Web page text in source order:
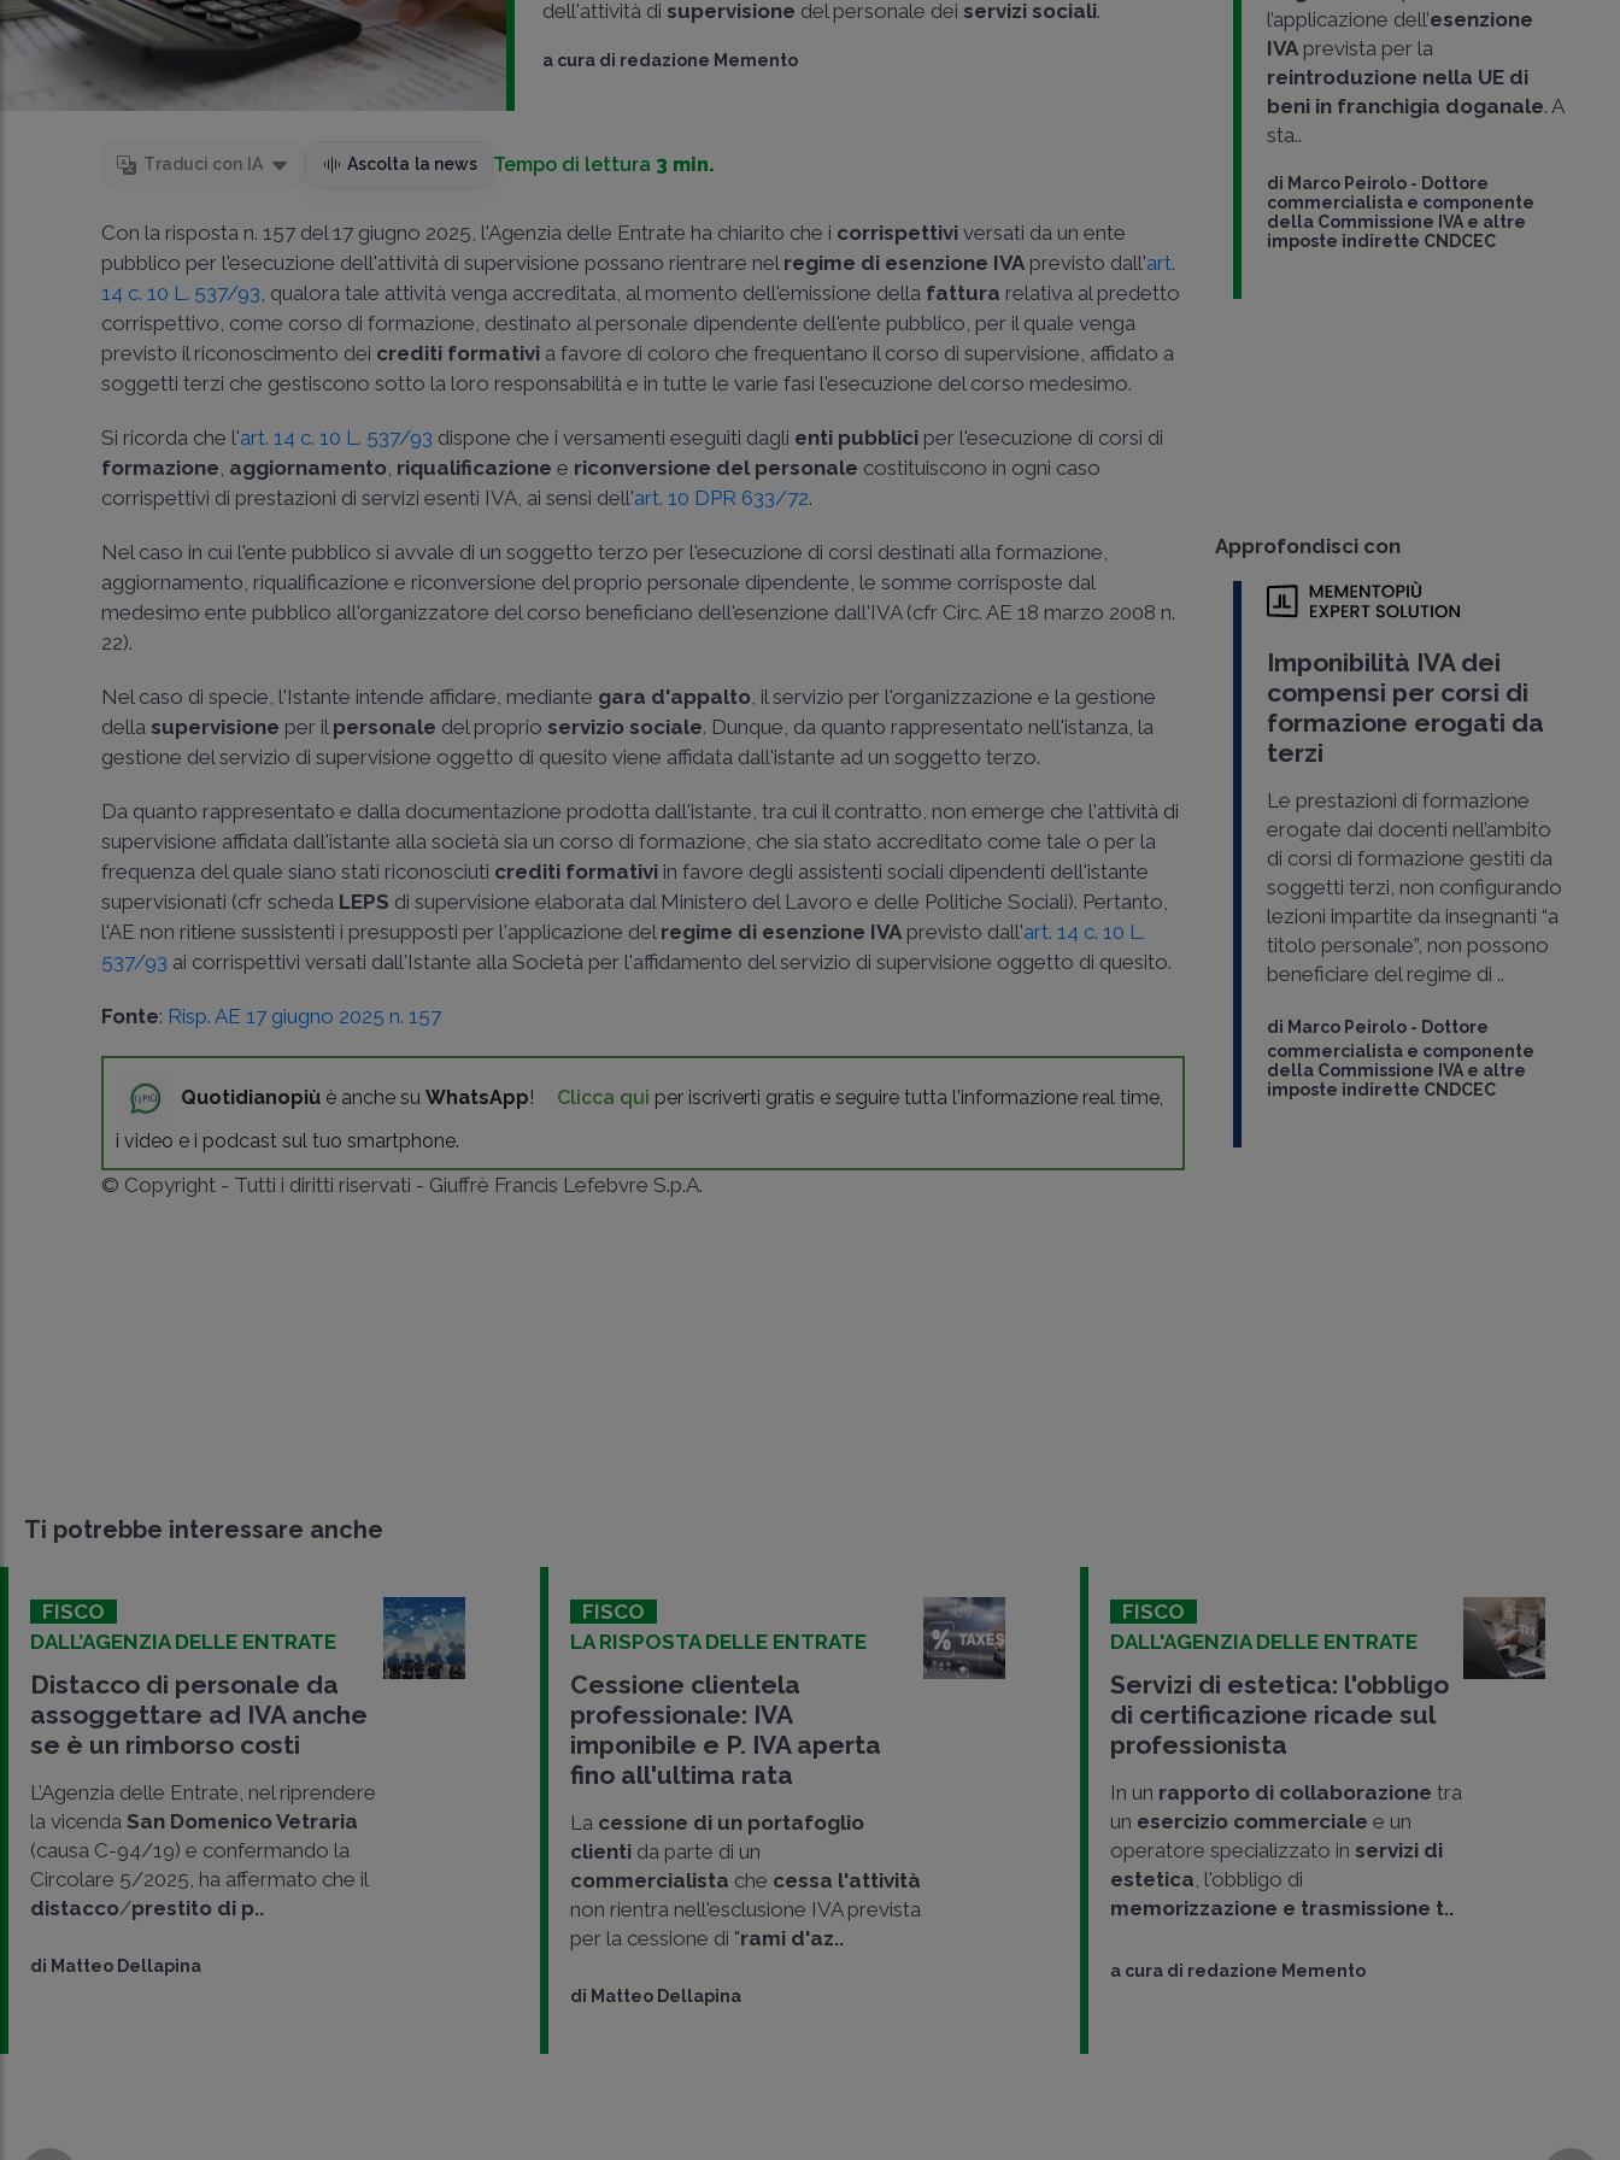
dell'attività di supervisione del personale dei servizi sociali.
a cura di redazione Memento
CONDIVIDI
SU
Traduci con IA Ascolta la news Tempo di lettura 3 min.
Con la risposta n. 157 del 17 giugno 2025, l'Agenzia delle Entrate ha chiarito che i corrispettivi versati da un ente
pubblico per l'esecuzione dell'attività di supervisione possano rientrare nel regime di esenzione IVA previsto dall'art.
14 c. 10 L. 537/93, qualora tale attività venga accreditata, al momento dell'emissione della fattura relativa al predetto
corrispettivo, come corso di formazione, destinato al personale dipendente dell'ente pubblico, per il quale venga
previsto il riconoscimento dei crediti formativi a favore di coloro che frequentano il corso di supervisione, affidato a
soggetti terzi che gestiscono sotto la loro responsabilità e in tutte le varie fasi l'esecuzione del corso medesimo.
Si ricorda che l'art. 14 c. 10 L. 537/93 dispone che i versamenti eseguiti dagli enti pubblici per l'esecuzione di corsi di
formazione, aggiornamento, riqualificazione e riconversione del personale costituiscono in ogni caso
corrispettivi di prestazioni di servizi esenti IVA, ai sensi dell'art. 10 DPR 633/72.
Nel caso in cui l'ente pubblico si avvale di un soggetto terzo per l'esecuzione di corsi destinati alla formazione,
aggiornamento, riqualificazione e riconversione del proprio personale dipendente, le somme corrisposte dal
medesimo ente pubblico all'organizzatore del corso beneficiano dell'esenzione dall'IVA (cfr Circ. AE 18 marzo 2008 n.
22).
Nel caso di specie, l'Istante intende affidare, mediante gara d'appalto, il servizio per l'organizzazione e la gestione
della supervisione per il personale del proprio servizio sociale. Dunque, da quanto rappresentato nell'istanza, la
gestione del servizio di supervisione oggetto di quesito viene affidata dall'istante ad un soggetto terzo.
Da quanto rappresentato e dalla documentazione prodotta dall'istante, tra cui il contratto, non emerge che l'attività di
supervisione affidata dall'istante alla società sia un corso di formazione, che sia stato accreditato come tale o per la
frequenza del quale siano stati riconosciuti crediti formativi in favore degli assistenti sociali dipendenti dell'istante
supervisionati (cfr scheda LEPS di supervisione elaborata dal Ministero del Lavoro e delle Politiche Sociali). Pertanto,
l'AE non ritiene sussistenti i presupposti per l'applicazione del regime di esenzione IVA previsto dall'art. 14 c. 10 L.
537/93 ai corrispettivi versati dall'Istante alla Società per l'affidamento del servizio di supervisione oggetto di quesito.
Fonte: Risp. AE 17 giugno 2025 n. 157
Quotidianopiù è anche suWhatsApp! Clicca qui per iscriverti gratis e seguire tutta l'informazione real time,
i video e i podcast sul tuo smartphone.
© Copyright - Tutti i diritti riservati - Giuffrè Francis Lefebvre S.p.A.
l’applicazione dell’esenzione
IVAprevista per la
reintroduzione nella UE di
beni in franchigia doganale. A
sta..
di Marco Peirolo - Dottore
commercialista e componente
della Commissione IVA e altre
imposte indirette CNDCEC
Approfondisci con
Imponibilità IVA dei
compensi per corsi di
formazione erogati da
terzi
Le prestazioni di formazione
erogate dai docenti nell’ambito
di corsi di formazione gestiti da
soggetti terzi, non configurando
lezioni impartite da insegnanti “a
titolo personale”, non possono
beneficiare del regime di ..
di Marco Peirolo - Dottore
commercialista e componente
della Commissione IVA e altre
imposte indirette CNDCEC
Ti potrebbe interessare anche
FISCO
DALL’AGENZIA DELLE ENTRATE
Distacco di personale da
assoggettare ad IVA anche
se è un rimborso costi
L’Agenzia delle Entrate, nel riprendere
la vicenda San Domenico Vetraria
(causa C-94/19) e confermando la
Circolare 5/2025, ha affermato che il
distacco/prestito di p..
di Matteo Dellapina
FISCO
LA RISPOSTA DELLE ENTRATE
Cessione clientela
professionale: IVA
imponibile e P. IVA aperta
fino all'ultima rata
La cessione di un portafoglio
clienti da parte di un
commercialista che cessa l'attività
non rientra nell'esclusione IVA prevista
per la cessione di "rami d'az..
di Matteo Dellapina
FISCO
DALL'AGENZIA DELLE ENTRATE
Servizi di estetica: l'obbligo
di certificazione ricade sul
professionista
In un rapporto di collaborazione tra
un esercizio commerciale e un
operatore specializzato in servizi di
estetica, l'obbligo di
memorizzazione e trasmissione t..
a cura di redazione Memento